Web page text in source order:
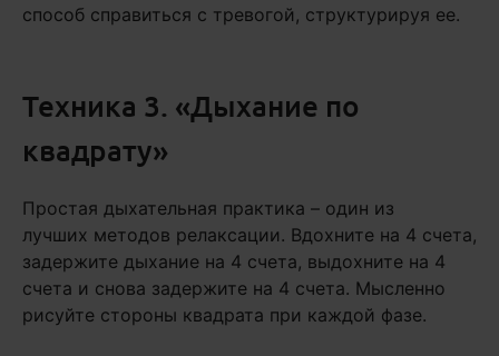
способ справиться с тревогой, структурируя ее.
Техника 3. «Дыхание по
квадрату»
Простая дыхательная практика – один из
лучших методов релаксации. Вдохните на 4 счета,
задержите дыхание на 4 счета, выдохните на 4
счета и снова задержите на 4 счета. Мысленно
рисуйте стороны квадрата при каждой фазе.